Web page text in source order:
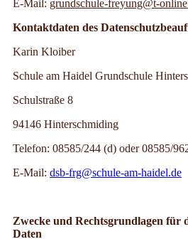
E-Mail: grundschule-freyung@t-
Kontaktdaten des
Karin Kloiber
Schule am Haidel Grundschule
Schulstraße 8
94146 Hinterschmiding
Telefon: 08585/244 (d) oder 08585/
E-Mail: dsb-frg@schule-am-haidel.de
Zwecke und Rechtsgrundlagen für
Daten